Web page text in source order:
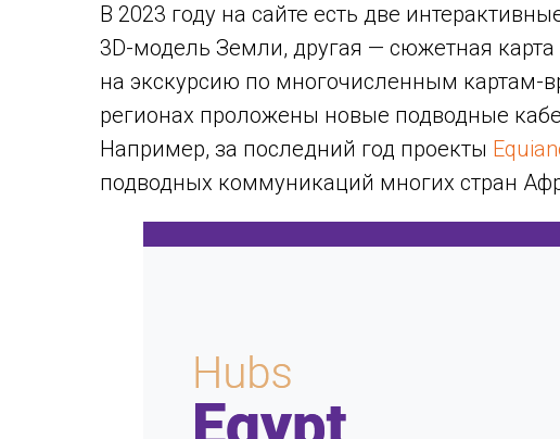
В 2023 году на сайте есть две
3D-модель Земли, другая — сюжетная карта
на экскурсию по многочисленным картам-
регионах проложены новые подводные
Например, за последний год проекты
подводных коммуникаций многих стран